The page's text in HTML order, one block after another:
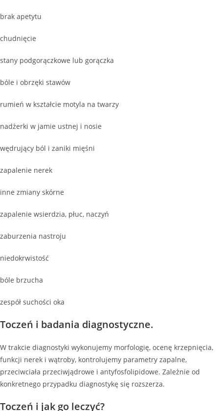
brak apetytu
chudnięcie
stany podgorączkowe lub gorączka
bóle i obrzęki stawów
rumień w kształcie motyla na twarzy
nadżerki w jamie ustnej i nosie
wędrujący ból i zaniki mięśni
zapalenie nerek
inne zmiany skórne
zapalenie wsierdzia, płuc, naczyń
zaburzenia nastroju
niedokrwistość
bóle brzucha
zespół suchości oka
Toczeń i badania diagnostyczne.
W trakcie diagnostyki wykonujemy morfologię, ocenę krzepnięcia,
funkcji nerek i wątroby, kontrolujemy parametry zapalne,
przeciwciała przeciwjądrowe i antyfosfolipidowe. Zależnie od
konkretnego przypadku diagnostykę się rozszerza.
Toczeń i jak go leczyć?